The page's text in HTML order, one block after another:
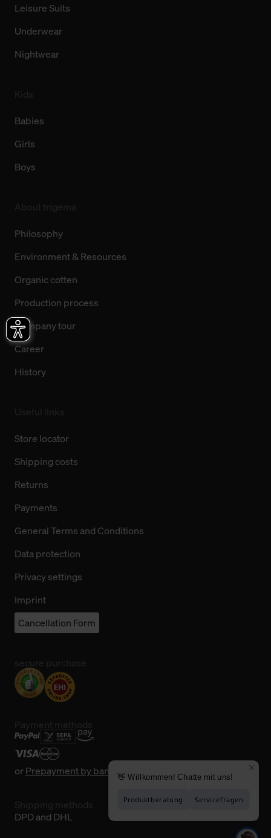
Leisure Suits
Underwear
Nightwear
Babies
Girls
Boys
Philosophy
Environment & Resources
Organic cotten
Production process
Company tour
Career
History
Store locator
Shipping costs
Returns
Payments
General Terms and Conditions
Data protection
Privacy settings
Imprint
Cancellation Form
orPrepayment by bank transfer
DPD and DHL